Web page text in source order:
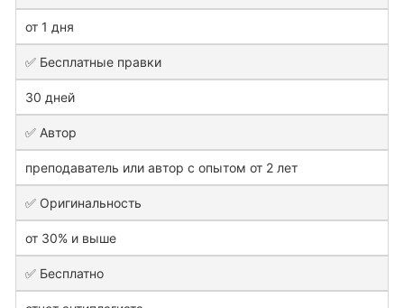
от 1 дня
✅ Бесплатные правки
30 дней
✅ Автор
преподаватель или автор с опытом от 2 лет
✅ Оригинальность
от 30% и выше
✅ Бесплатно